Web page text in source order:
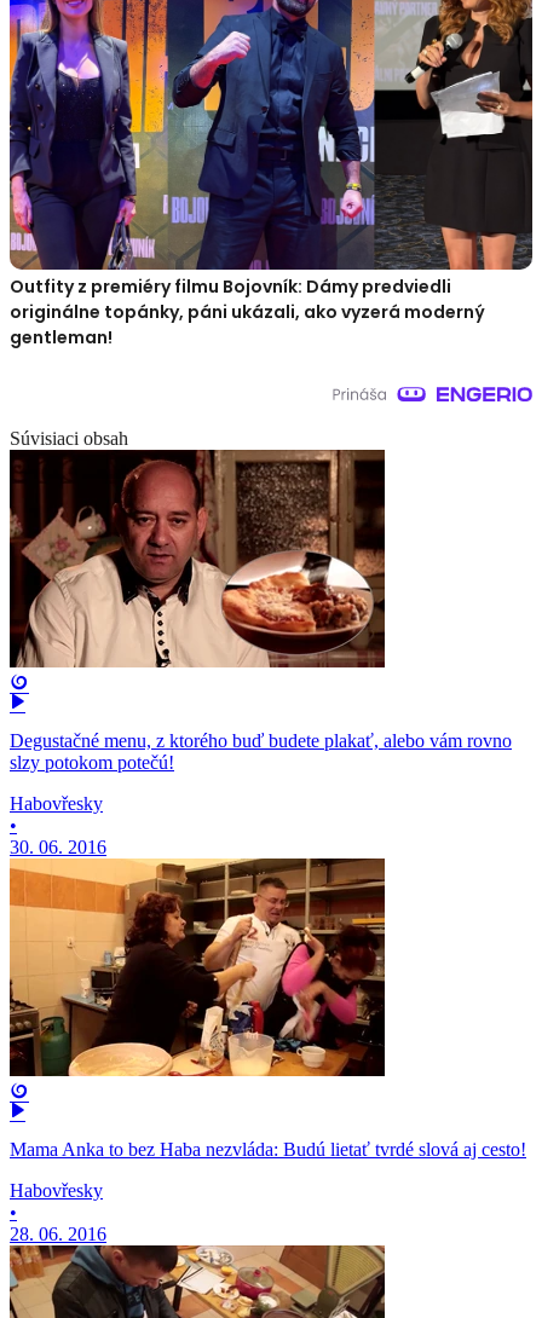
Outfity z premiéry filmu Bojovník: Dámy predviedli
originálne topánky, páni ukázali, ako vyzerá moderný
gentleman!
Súvisiaci obsah
Degustačné menu, z ktorého buď budete plakať, alebo vám rovno
slzy potokom potečú!
Habovřesky
•
30. 06. 2016
Mama Anka to bez Haba nezvláda: Budú lietať tvrdé slová aj cesto!
Habovřesky
•
28. 06. 2016